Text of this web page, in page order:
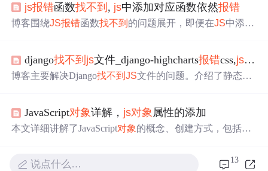
整JavaScript文件的编码方式为ISO-8859-1，最终解决了这
一问题。
js报错函数找不到 , js中添加对应函数依然报错
博客围绕JS报错函数找不到 的问题展开，即便在JS中添加
django找不到 js文件_django-highcharts报错css,js文件
博客主要解决Django找不到JS文件的问题。介绍了静态文
ngs.py里的设置，以及运行命令复制系统静态文件，最后
讲解了如何引用自己的JS文件。
JavaScript对象详解， js对象属性的添加
本文详细讲解了JavaScript对象的概念、创建方式，包括嵌
技巧。说点什么… 13